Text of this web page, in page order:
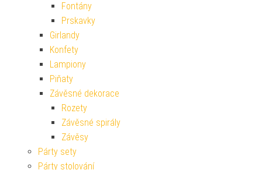
Fontány
Prskavky
Girlandy
Konfety
Lampiony
Piňaty
Závěsné dekorace
Rozety
Závěsné spirály
Závěsy
Párty sety
Párty stolování